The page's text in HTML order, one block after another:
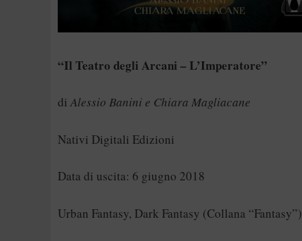
“Il Teatro degli Arcani – L’Imperatore”
diAlessio Banini e Chiara Magliacane
Nativi Digitali Edizioni
Data di uscita: 6 giugno 2018
Urban Fantasy, Dark Fantasy (Collana “Fantasy”)